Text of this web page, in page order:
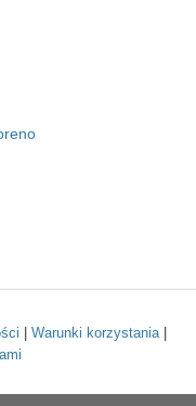
Warunki korzystania|